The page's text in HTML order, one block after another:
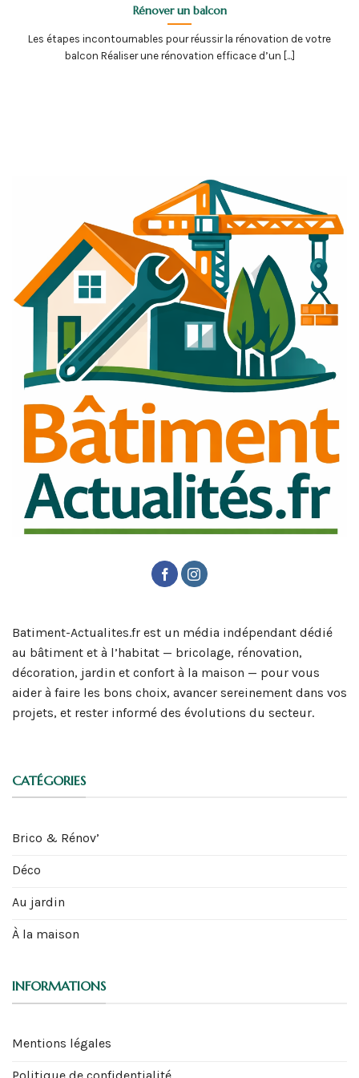
Rénover un balcon
Les étapes incontournables pour réussir la rénovation de votre
balcon Réaliser une rénovation efficace d’un [...]
Batiment-Actualites.fr est un média indépendant dédié
au bâtiment et à l’habitat — bricolage, rénovation,
décoration, jardin et confort à la maison — pour vous
aider à faire les bons choix, avancer sereinement dans vos
projets, et rester informé des évolutions du secteur.
CATÉGORIES
Brico & Rénov’
Déco
Au jardin
À la maison
INFORMATIONS
Mentions légales